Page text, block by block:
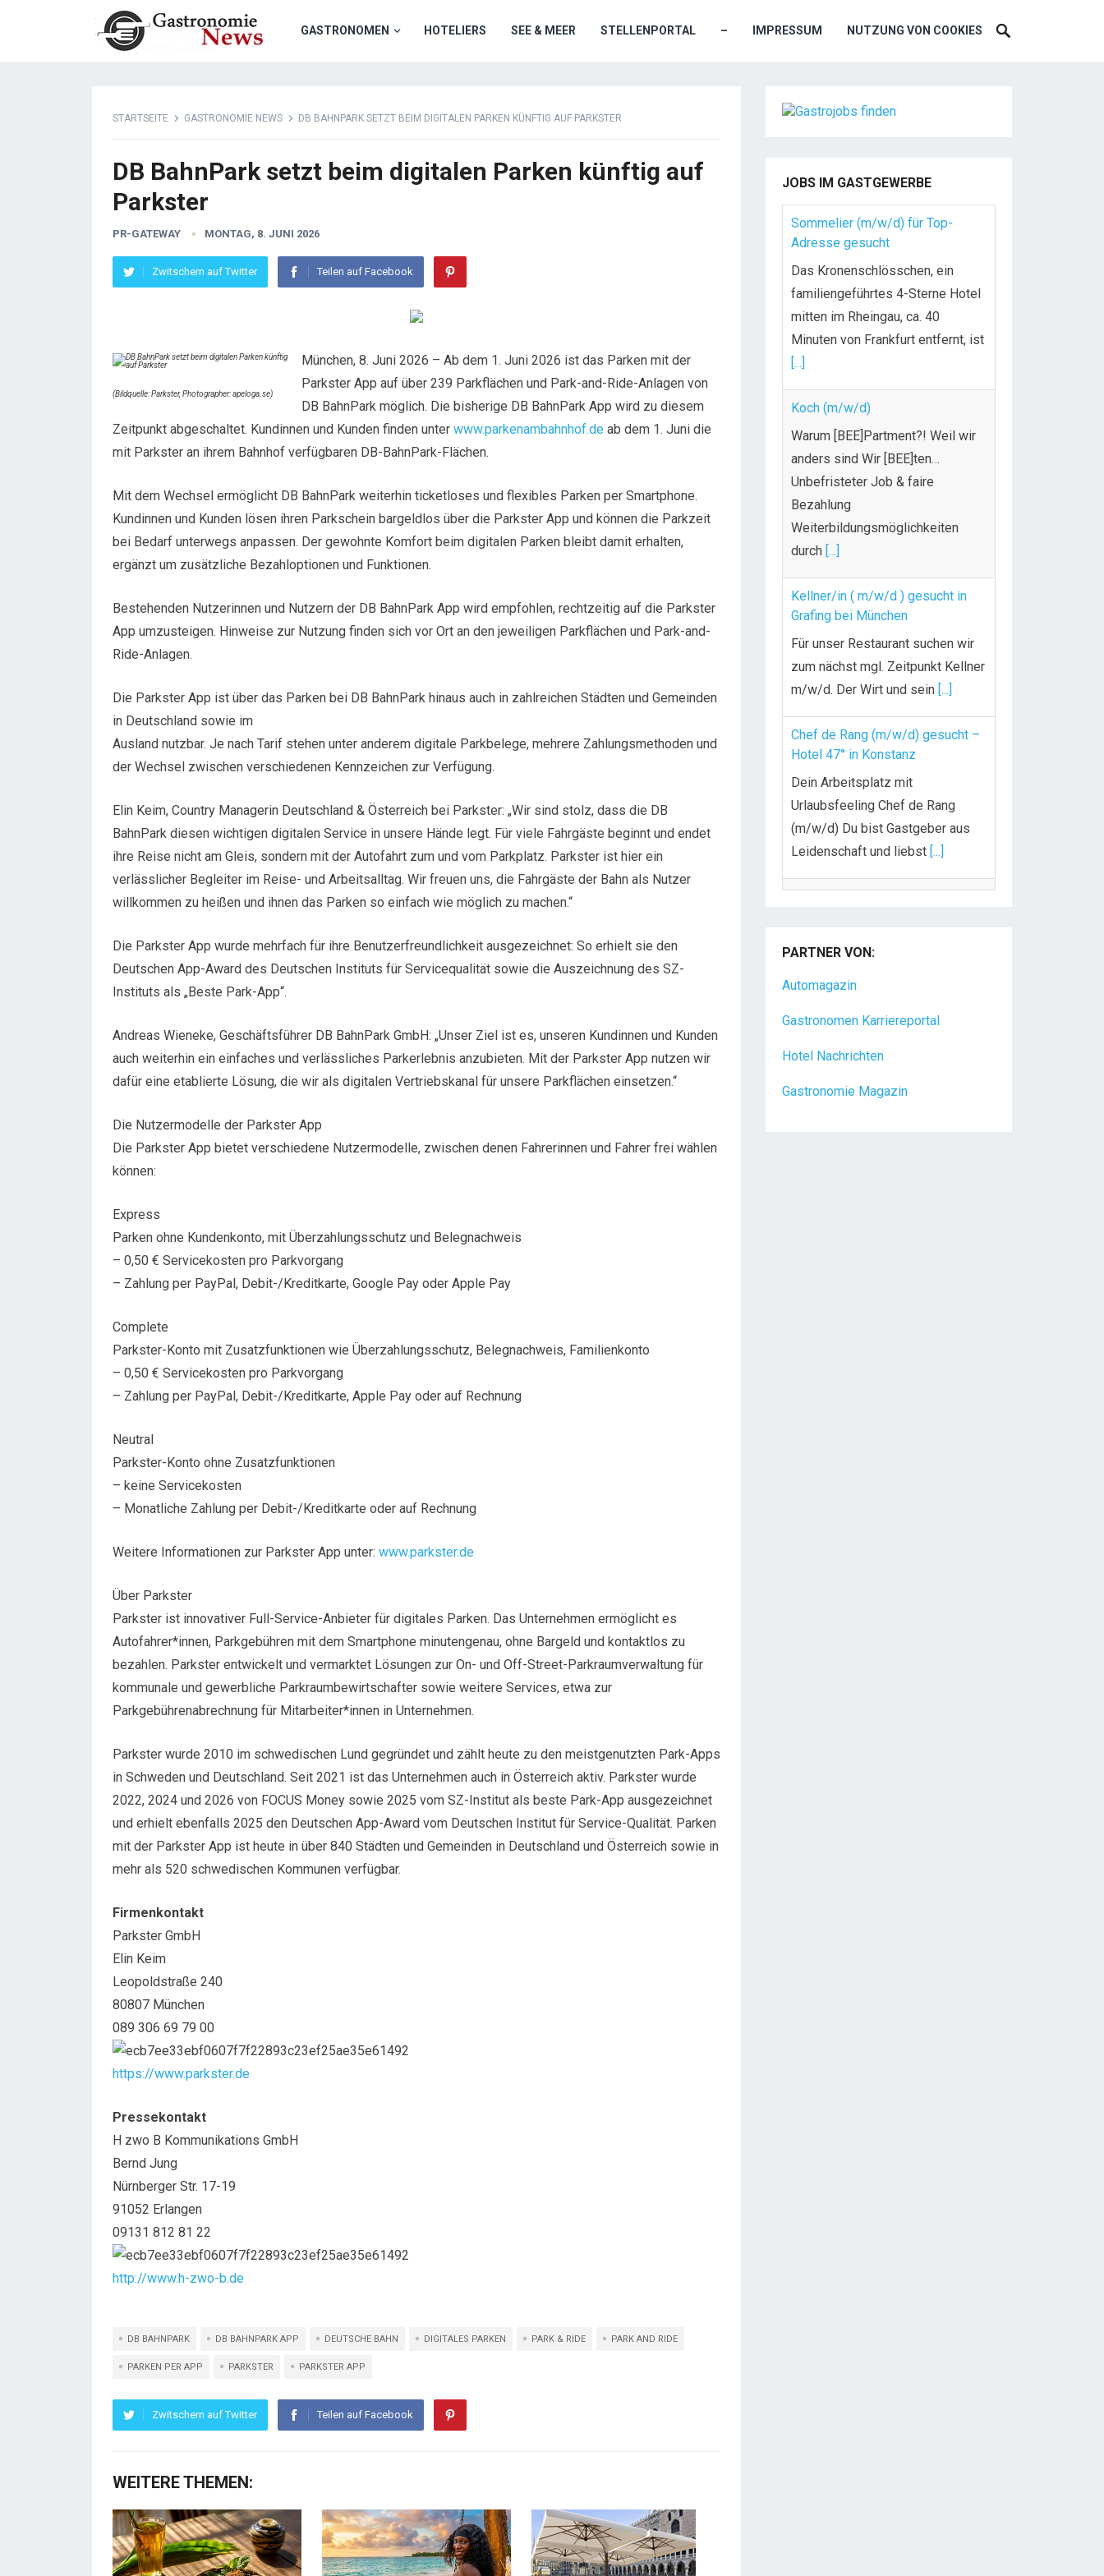
GASTRONOMEN HOTELIERS SEE & MEER STELLENPORTAL – IMPRESSUM NUTZUNG VON COOKIES
STARTSEITE GASTRONOMIE NEWS DB BAHNPARK SETZT BEIM DIGITALEN PARKEN KÜNFTIG AUF PARKSTER
DB BahnPark setzt beim digitalen Parken künftig auf
Parkster
PR-GATEWAY MONTAG, 8. JUNI 2026
Zwitschern auf Twitter Teilen auf Facebook
(Bildquelle: Parkster, Photographer: apeloga.se)
München, 8. Juni 2026 – Ab dem 1. Juni 2026 ist das Parken mit der
Parkster App auf über 239 Parkflächen und Park-and-Ride-Anlagen von
DB BahnPark möglich. Die bisherige DB BahnPark App wird zu diesem
Zeitpunkt abgeschaltet. Kundinnen und Kunden finden unter www.parkenambahnhof.de ab dem 1. Juni die
mit Parkster an ihrem Bahnhof verfügbaren DB-BahnPark-Flächen.
Mit dem Wechsel ermöglicht DB BahnPark weiterhin ticketloses und flexibles Parken per Smartphone.
Kundinnen und Kunden lösen ihren Parkschein bargeldlos über die Parkster App und können die Parkzeit
bei Bedarf unterwegs anpassen. Der gewohnte Komfort beim digitalen Parken bleibt damit erhalten,
ergänzt um zusätzliche Bezahloptionen und Funktionen.
Bestehenden Nutzerinnen und Nutzern der DB BahnPark App wird empfohlen, rechtzeitig auf die Parkster
App umzusteigen. Hinweise zur Nutzung finden sich vor Ort an den jeweiligen Parkflächen und Park-and-
Ride-Anlagen.
Die Parkster App ist über das Parken bei DB BahnPark hinaus auch in zahlreichen Städten und Gemeinden
in Deutschland sowie im
Ausland nutzbar. Je nach Tarif stehen unter anderem digitale Parkbelege, mehrere Zahlungsmethoden und
der Wechsel zwischen verschiedenen Kennzeichen zur Verfügung.
Elin Keim, Country Managerin Deutschland & Österreich bei Parkster: „Wir sind stolz, dass die DB
BahnPark diesen wichtigen digitalen Service in unsere Hände legt. Für viele Fahrgäste beginnt und endet
ihre Reise nicht am Gleis, sondern mit der Autofahrt zum und vom Parkplatz. Parkster ist hier ein
verlässlicher Begleiter im Reise- und Arbeitsalltag. Wir freuen uns, die Fahrgäste der Bahn als Nutzer
willkommen zu heißen und ihnen das Parken so einfach wie möglich zu machen.“
Die Parkster App wurde mehrfach für ihre Benutzerfreundlichkeit ausgezeichnet: So erhielt sie den
Deutschen App-Award des Deutschen Instituts für Servicequalität sowie die Auszeichnung des SZ-
Instituts als „Beste Park-App“.
Andreas Wieneke, Geschäftsführer DB BahnPark GmbH: „Unser Ziel ist es, unseren Kundinnen und Kunden
auch weiterhin ein einfaches und verlässliches Parkerlebnis anzubieten. Mit der Parkster App nutzen wir
dafür eine etablierte Lösung, die wir als digitalen Vertriebskanal für unsere Parkflächen einsetzen.“
Die Nutzermodelle der Parkster App
Die Parkster App bietet verschiedene Nutzermodelle, zwischen denen Fahrerinnen und Fahrer frei wählen
können:
Express
Parken ohne Kundenkonto, mit Überzahlungsschutz und Belegnachweis
– 0,50 € Servicekosten pro Parkvorgang
– Zahlung per PayPal, Debit-/Kreditkarte, Google Pay oder Apple Pay
Complete
Parkster-Konto mit Zusatzfunktionen wie Überzahlungsschutz, Belegnachweis, Familienkonto
– 0,50 € Servicekosten pro Parkvorgang
– Zahlung per PayPal, Debit-/Kreditkarte, Apple Pay oder auf Rechnung
Neutral
Parkster-Konto ohne Zusatzfunktionen
– keine Servicekosten
– Monatliche Zahlung per Debit-/Kreditkarte oder auf Rechnung
Weitere Informationen zur Parkster App unter: www.parkster.de
Über Parkster
Parkster ist innovativer Full-Service-Anbieter für digitales Parken. Das Unternehmen ermöglicht es
Autofahrer*innen, Parkgebühren mit dem Smartphone minutengenau, ohne Bargeld und kontaktlos zu
bezahlen. Parkster entwickelt und vermarktet Lösungen zur On- und Off-Street-Parkraumverwaltung für
kommunale und gewerbliche Parkraumbewirtschafter sowie weitere Services, etwa zur
Parkgebührenabrechnung für Mitarbeiter*innen in Unternehmen.
Parkster wurde 2010 im schwedischen Lund gegründet und zählt heute zu den meistgenutzten Park-Apps
in Schweden und Deutschland. Seit 2021 ist das Unternehmen auch in Österreich aktiv. Parkster wurde
2022, 2024 und 2026 von FOCUS Money sowie 2025 vom SZ-Institut als beste Park-App ausgezeichnet
und erhielt ebenfalls 2025 den Deutschen App-Award vom Deutschen Institut für Service-Qualität. Parken
mit der Parkster App ist heute in über 840 Städten und Gemeinden in Deutschland und Österreich sowie in
mehr als 520 schwedischen Kommunen verfügbar.
Firmenkontakt
Parkster GmbH
Elin Keim
Leopoldstraße 240
80807 München
089 306 69 79 00
https://www.parkster.de
Pressekontakt
H zwo B Kommunikations GmbH
Bernd Jung
Nürnberger Str. 17-19
91052 Erlangen
09131 812 81 22
http://www.h-zwo-b.de
DB BAHNPARK DB BAHNPARK APP DEUTSCHE BAHN DIGITALES PARKEN PARK & RIDE PARK AND RIDE
PARKEN PER APP PARKSTER PARKSTER APP
Zwitschern auf Twitter Teilen auf Facebook
WEITERE THEMEN:
JOBS IM GASTGEWERBE
Sommelier (m/w/d) für Top-
Adresse gesucht
Das Kronenschlösschen, ein
familiengeführtes 4-Sterne Hotel
mitten im Rheingau, ca. 40
Minuten von Frankfurt entfernt, ist
[...]
Koch (m/w/d)
Warum [BEE]Partment?! Weil wir
anders sind Wir [BEE]ten…
Unbefristeter Job & faire
Bezahlung
Weiterbildungsmöglichkeiten
durch [...]
Kellner/in ( m/w/d ) gesucht in
Grafing bei München
Für unser Restaurant suchen wir
zum nächst mgl. Zeitpunkt Kellner
m/w/d. Der Wirt und sein [...]
Chef de Rang (m/w/d) gesucht –
Hotel 47° in Konstanz
Dein Arbeitsplatz mit
Urlaubsfeeling Chef de Rang
(m/w/d) Du bist Gastgeber aus
Leidenschaft und liebst [...]
im Seminarhotel Große Ledder,
UND VERANTWORTLICHKEITEN
Begrüßung,[...]